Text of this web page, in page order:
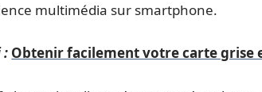
multimédia sur smartphone.
: Obtenir facilement votre carte grise